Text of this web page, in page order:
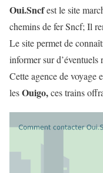
Oui.Sncfest le site
chemins de fer Sncf; Il
Le site permet de
informer sur
Cette agence de voyage
lesOuigo,ces trains